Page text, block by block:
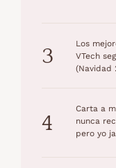
3
Los
VTech
(Navidad
4
Carta a
nunca
pero yo